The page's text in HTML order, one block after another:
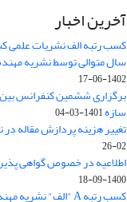
آخرین اخبار
کسب رتبه الف نشریات علمی
سال متوالی توسط نشریه
1402-06-17
برگزاری ششمین کنفرانس
سازه1401-03-04
تغییر هزینه پردازش مقاله
02-26
اطلاعیه در خصوص گواهی
1400-09-18
کسب رتبه A "الف" نشریه مهندسی سازه و ساخت